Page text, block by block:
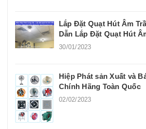
Lắp Đặt Quạt Hút Âm
Dẫn Lắp Đặt Quạt Hút
30/01/2023
Hiệp Phát sản Xuất và
Chính Hãng Toàn Quốc
02/02/2023